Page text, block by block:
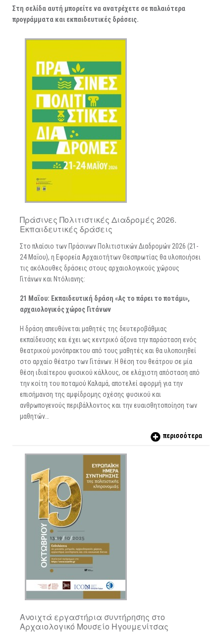
ΑΡΧΑΙΟΛΟΓΙΚΟΙ ΧΩΡΟΙ
Στη σελίδα αυτή μπορείτε να ανατρέχετε σε παλαιότερα
προγράμματα και εκπαιδευτικές δράσεις.
Πράσινες Πολιτιστικές Διαδρομές 2026.
Εκπαιδευτικές δράσεις
Στο πλαίσιο των Πράσινων Πολιτιστικών Διαδρομών 2026 (21-
24 Μαΐου), η Εφορεία Αρχαιοτήτων Θεσπρωτίας θα υλοποιήσει
τις ακόλουθες δράσεις στους αρχαιολογικούς χώρους
Γιτάνων και Ντόλιανης:
21 Μαΐου: Eκπαιδευτική δράση «Ας το πάρει το ποτάμι»,
αρχαιολογικός χώρος Γιτάνων
Η δράση απευθύνεται μαθητές της δευτεροβάθμιας
εκπαίδευσης και έχει ως κεντρικό άξονα την παράσταση ενός
θεατρικού μονόπρακτου από τους μαθητές και θα υλοποιηθεί
στο αρχαίο θέατρο των Γιτάνων. Η θέση του θεάτρου σε μία
θέση ιδιαίτερου φυσικού κάλλους, σε ελάχιστη απόσταση από
την κοίτη του ποταμού Καλαμά, αποτελεί αφορμή για την
επισήμανση της αμφίδρομης σχέσης φυσικού και
ανθρωπογενούς περιβάλλοντος και την ευαισθητοποίηση των
μαθητών…
περισσότερα
Ανοιχτά εργαστήρια συντήρησης στο
Αρχαιολογικό Μουσείο Ηγουμενίτσας